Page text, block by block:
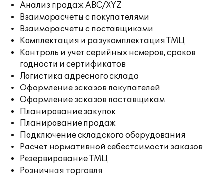
Анализ продаж ABC/XYZ
Взаиморасчеты с покупателями
Взаиморасчеты с поставщиками
Комплектация и разукомплектация ТМЦ
Контроль и учет серийных номеров, сроков
годности и сертификатов
Логистика адресного склада
Оформление заказов покупателей
Оформление заказов поставщикам
Планирование закупок
Планирование продаж
Подключение складского оборудования
Расчет нормативной себестоимости заказов
Резервирование ТМЦ
Розничная торговля